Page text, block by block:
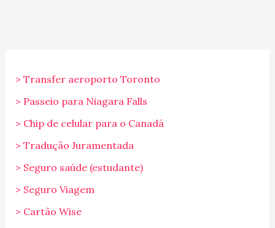
> Transfer aeroporto Toronto
> Passeio para Niagara Falls
> Chip de celular para o Canadá
> Tradução Juramentada
> Seguro saúde (estudante)
> Seguro Viagem
> Cartão Wise